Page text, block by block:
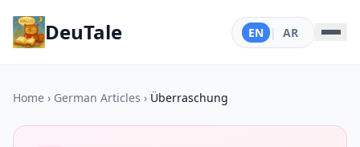
DeuTale EN | AR
Home › German Articles › Überraschung